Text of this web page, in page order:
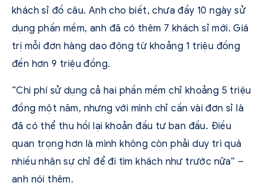
khách sỉ đồ câu. Anh cho biết, chưa đầy 10 ngày sử
dụng phần mềm, anh đã có thêm 7 khách sỉ mới. Giá
trị mỗi đơn hàng dao động từ khoảng 1 triệu đồng
đến hơn 9 triệu đồng.
“Chi phí sử dụng cả hai phần mềm chỉ khoảng 5 triệu
đồng một năm, nhưng với mình chỉ cần vài đơn sỉ là
đã có thể thu hồi lại khoản đầu tư ban đầu. Điều
quan trọng hơn là mình không còn phải duy trì quá
nhiều nhân sự chỉ để đi tìm khách như trước nữa” –
anh nói thêm.